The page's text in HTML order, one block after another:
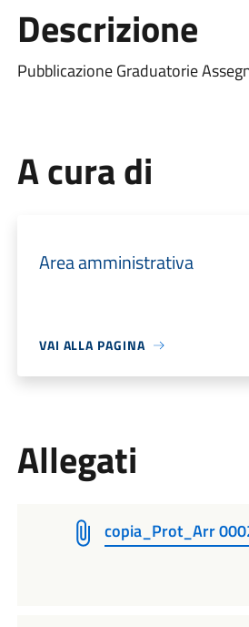
Descrizione
Pubblicazione Graduatorie
A cura di
Area amministrativa
VAI ALLA PAGINA
Allegati
copia_Prot_Arr